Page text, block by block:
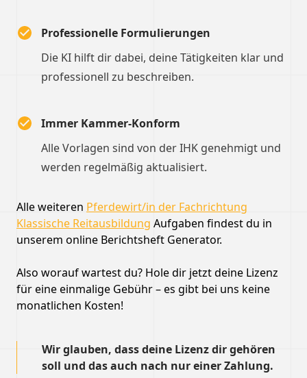
Professionelle Formulierungen
Die KI hilft dir dabei, deine Tätigkeiten klar und
professionell zu beschreiben.
Immer Kammer-Konform
Alle Vorlagen sind von der IHK genehmigt und
werden regelmäßig aktualisiert.
Alle weiteren Pferdewirt/in der Fachrichtung
Klassische Reitausbildung Aufgaben findest du in
unserem online Berichtsheft Generator.
Also worauf wartest du? Hole dir jetzt deine Lizenz
für eine einmalige Gebühr – es gibt bei uns keine
monatlichen Kosten!
Wir glauben, dass deine Lizenz dir gehören
soll und das auch nach nur einer Zahlung.